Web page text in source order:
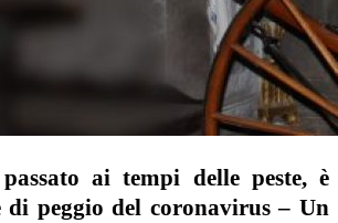
ai tempi delle peste, è
di peggio del coronavirus – Un